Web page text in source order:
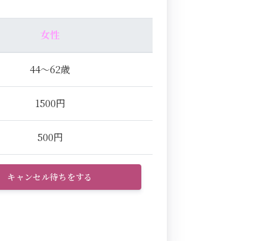
女性
44～62歳
1500円
500円
キャンセル待ちをする